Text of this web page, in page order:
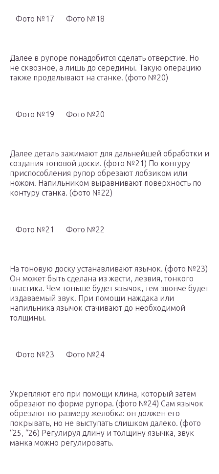
Фото №17 Фото №18
Далее в рупоре понадобится сделать отверстие. Но
не сквозное, а лишь до середины. Такую операцию
также проделывают на станке. (фото №20)
Фото №19 Фото №20
Далее деталь зажимают для дальнейшей обработки и
создания тоновой доски. (фото №21) По контуру
приспособления рупор обрезают лобзиком или
ножом. Напильником выравнивают поверхность по
контуру станка. (фото №22)
Фото №21 Фото №22
На тоновую доску устанавливают язычок. (фото №23)
Он может быть сделана из жести, лезвия, тонкого
пластика. Чем тоньше будет язычок, тем звонче будет
издаваемый звук. При помощи наждака или
напильника язычок стачивают до необходимой
толщины.
Фото №23 Фото №24
Укрепляют его при помощи клина, который затем
обрезают по форме рупора. (фото №24) Сам язычок
обрезают по размеру желобка: он должен его
покрывать, но не выступать слишком далеко. (фото
“25, “26) Регулируя длину и толщину язычка, звук
манка можно регулировать.